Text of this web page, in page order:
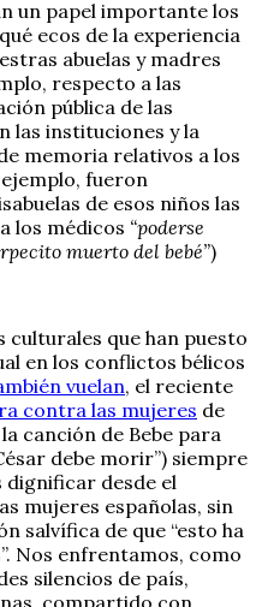
un papel importante los
ecos de la experiencia
abuelas y madres
respecto a las
pública de las
las instituciones y la
memoria relativos a los
fueron
de esos niños las
los médicos “poderse
muerto del bebé”)
que han puesto
en los conflictos bélicos
vuelan, el reciente
contra las mujeres de
canción de Bebe para
debe morir”) siempre
desde el
mujeres españolas, sin
salvífica de que “esto ha
Nos enfrentamos, como
silencios de país,